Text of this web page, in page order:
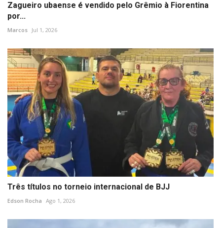
Zagueiro ubaense é vendido pelo Grêmio à Fiorentina
por...
Marcos Jul 1, 2026
Três títulos no torneio internacional de BJJ
Edson Rocha Ago 1, 2026